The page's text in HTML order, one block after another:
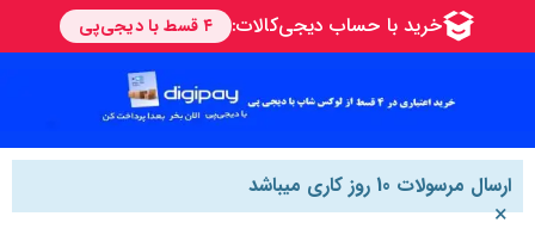
ارسال مرسولات 10 روز کاری میباشد
×